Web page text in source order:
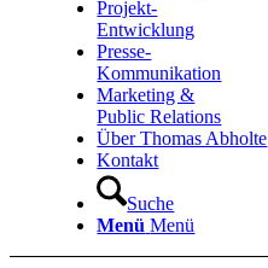
Projekt-
Entwicklung
Presse-
Kommunikation
Marketing &
Public Relations
Über Thomas Abholte
Kontakt
Suche
Menü Menü